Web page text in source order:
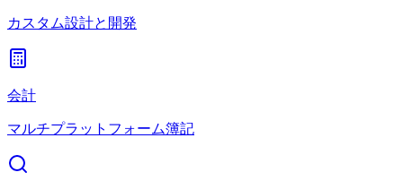
カスタム設計と開発
会計
マルチプラットフォーム簿記